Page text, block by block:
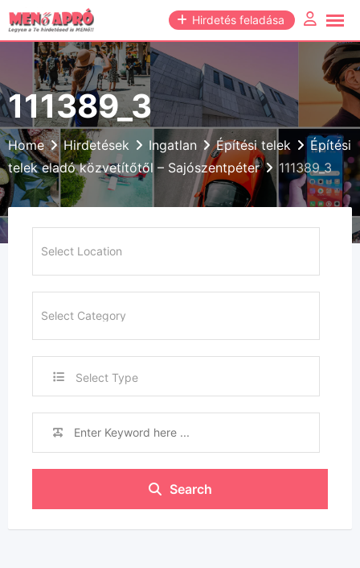
Skip
to
content
Hirdetés feladása
111389_3
Home Hirdetések Ingatlan Építési telek
Építési
telek eladó közvetítőtől – Sajószentpéter
111389_3
Select Type
Search